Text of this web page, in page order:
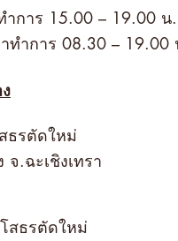
ำการ 15.00 – 19.00 น.
ทำการ 08.30 – 19.00
ธรตัดใหม่
จ.ฉะเชิงเทรา
สธรตัดใหม่